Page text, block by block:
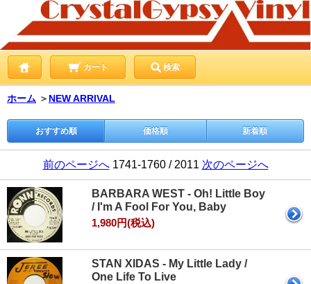
カート 検索
ホーム ＞ NEW ARRIVAL
おすすめ順 価格順 新着順
前のページへ1741-1760 / 2011 次のページへ
BARBARA WEST - Oh! Little Boy
/ I'm A Fool For You, Baby
1,980円(税込)
STAN XIDAS - My Little Lady /
One Life To Live